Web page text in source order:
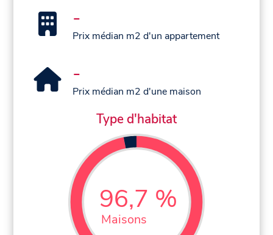
-
Prix médian m2 d'un appartement
-
Prix médian m2 d'une maison
Type d'habitat
96,7 %
Maisons